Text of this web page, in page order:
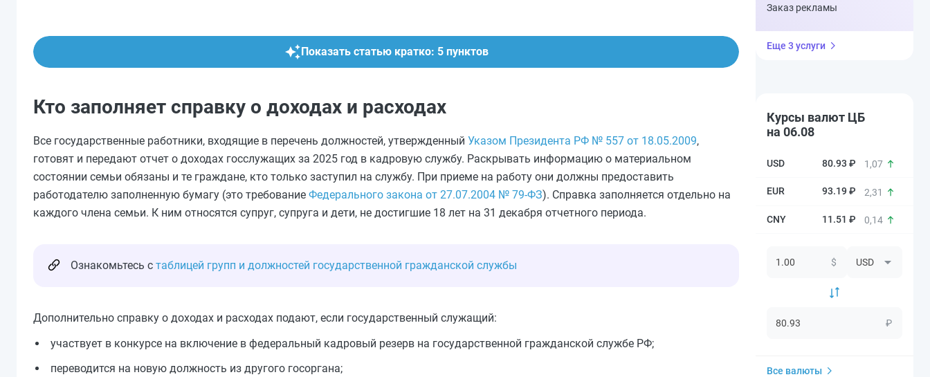
Показать статью кратко: 5 пунктов
Кто заполняет справку о доходах и расходах
Все государственные работники, входящие в перечень должностей, утвержденный Указом Президента РФ № 557 от 18.05.2009,
готовят и передают отчет о доходах госслужащих за 2025 год в кадровую службу. Раскрывать информацию о материальном
состоянии семьи обязаны и те граждане, кто только заступил на службу. При приеме на работу они должны предоставить
работодателю заполненную бумагу (это требование Федерального закона от 27.07.2004 № 79-ФЗ). Справка заполняется отдельно на
каждого члена семьи. К ним относятся супруг, супруга и дети, не достигшие 18 лет на 31 декабря отчетного периода.
Ознакомьтесь с таблицей групп и должностей государственной гражданской службы
Дополнительно справку о доходах и расходах подают, если государственный служащий:
участвует в конкурсе на включение в федеральный кадровый резерв на государственной гражданской службе РФ;
переводится на новую должность из другого госоргана;
Заказ рекламы
Еще 3 услуги
Курсы валют ЦБ
на 06.08
80.93 ₽ 1,07
93.19 ₽ 2,31
11.51 ₽ 0,14
$
₽
Все валюты